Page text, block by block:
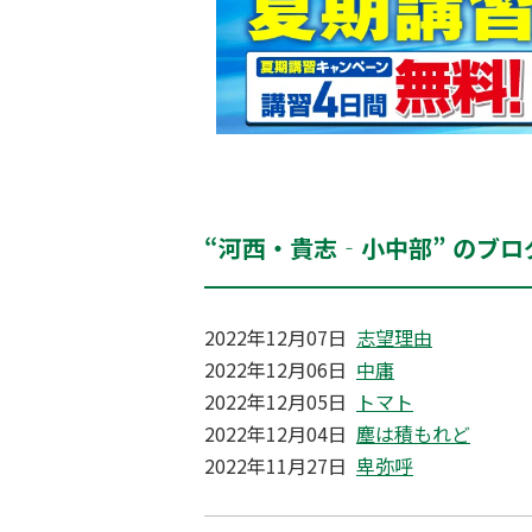
“河西・貴志‐小中部” のブロ
2022年12月07日 志望理由
2022年12月06日 中庸
2022年12月05日
トマト
2022年12月04日 塵は積もれど
2022年11月27日 卑弥呼